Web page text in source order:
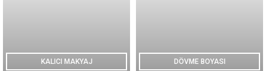
KALICI MAKYAJ DÖVME BOYASI